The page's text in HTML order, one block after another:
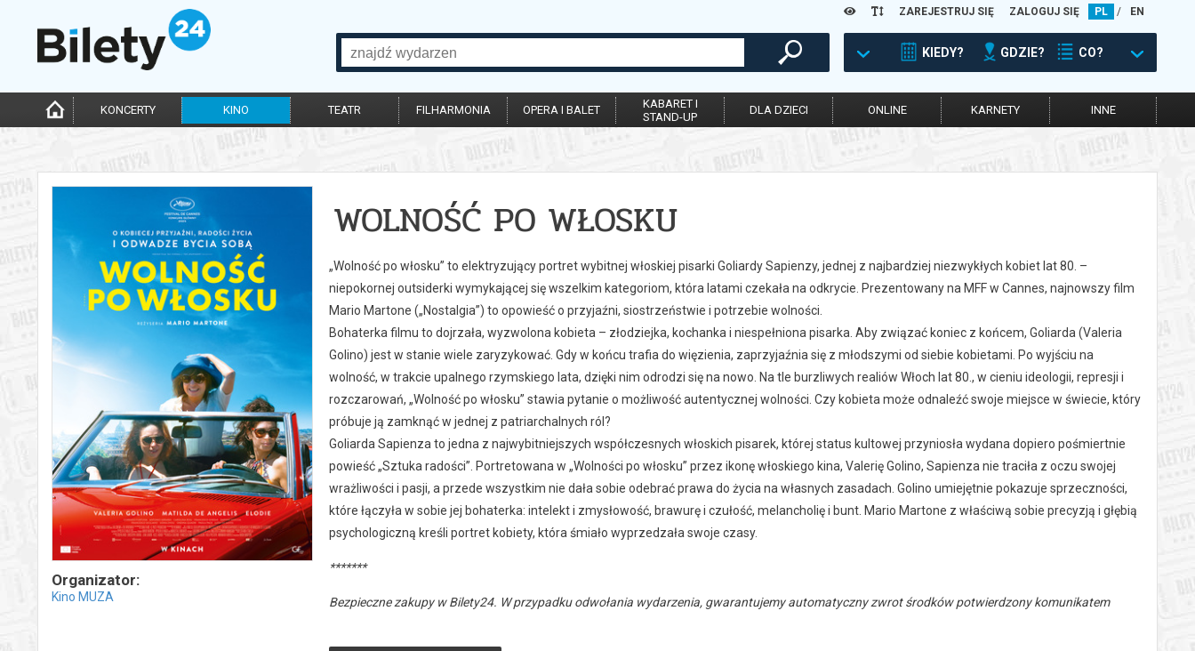
ZAREJESTRUJ SIĘ ZALOGUJ SIĘ PL / EN
KIEDY? GDZIE? CO?
KONCERTY KINO TEATR FILHARMONIA OPERA I BALET
KABARET I
STAND-UP
DLA DZIECI ONLINE KARNETY INNE
Organizator:
Kino MUZA
WOLNOŚĆ PO WŁOSKU
„Wolność po włosku” to elektryzujący portret wybitnej włoskiej pisarki Goliardy Sapienzy, jednej z najbardziej niezwykłych kobiet lat 80. –
niepokornej outsiderki wymykającej się wszelkim kategoriom, która latami czekała na odkrycie. Prezentowany na MFF w Cannes, najnowszy film
Mario Martone („Nostalgia”) to opowieść o przyjaźni, siostrzeństwie i potrzebie wolności.
Bohaterka filmu to dojrzała, wyzwolona kobieta – złodziejka, kochanka i niespełniona pisarka. Aby związać koniec z końcem, Goliarda (Valeria
Golino) jest w stanie wiele zaryzykować. Gdy w końcu trafia do więzienia, zaprzyjaźnia się z młodszymi od siebie kobietami. Po wyjściu na
wolność, w trakcie upalnego rzymskiego lata, dzięki nim odrodzi się na nowo. Na tle burzliwych realiów Włoch lat 80., w cieniu ideologii, represji i
rozczarowań, „Wolność po włosku” stawia pytanie o możliwość autentycznej wolności. Czy kobieta może odnaleźć swoje miejsce w świecie, który
próbuje ją zamknąć w jednej z patriarchalnych ról?
Goliarda Sapienza to jedna z najwybitniejszych współczesnych włoskich pisarek, której status kultowej przyniosła wydana dopiero pośmiertnie
powieść „Sztuka radości”. Portretowana w „Wolności po włosku” przez ikonę włoskiego kina, Valerię Golino, Sapienza nie traciła z oczu swojej
wrażliwości i pasji, a przede wszystkim nie dała sobie odebrać prawa do życia na własnych zasadach. Golino umiejętnie pokazuje sprzeczności,
które łączyła w sobie jej bohaterka: intelekt i zmysłowość, brawurę i czułość, melancholię i bunt. Mario Martone z właściwą sobie precyzją i głębią
psychologiczną kreśli portret kobiety, która śmiało wyprzedzała swoje czasy.
*******
Bezpieczne zakupy w Bilety24. W przypadku odwołania wydarzenia, gwarantujemy automatyczny zwrot środków potwierdzony komunikatem